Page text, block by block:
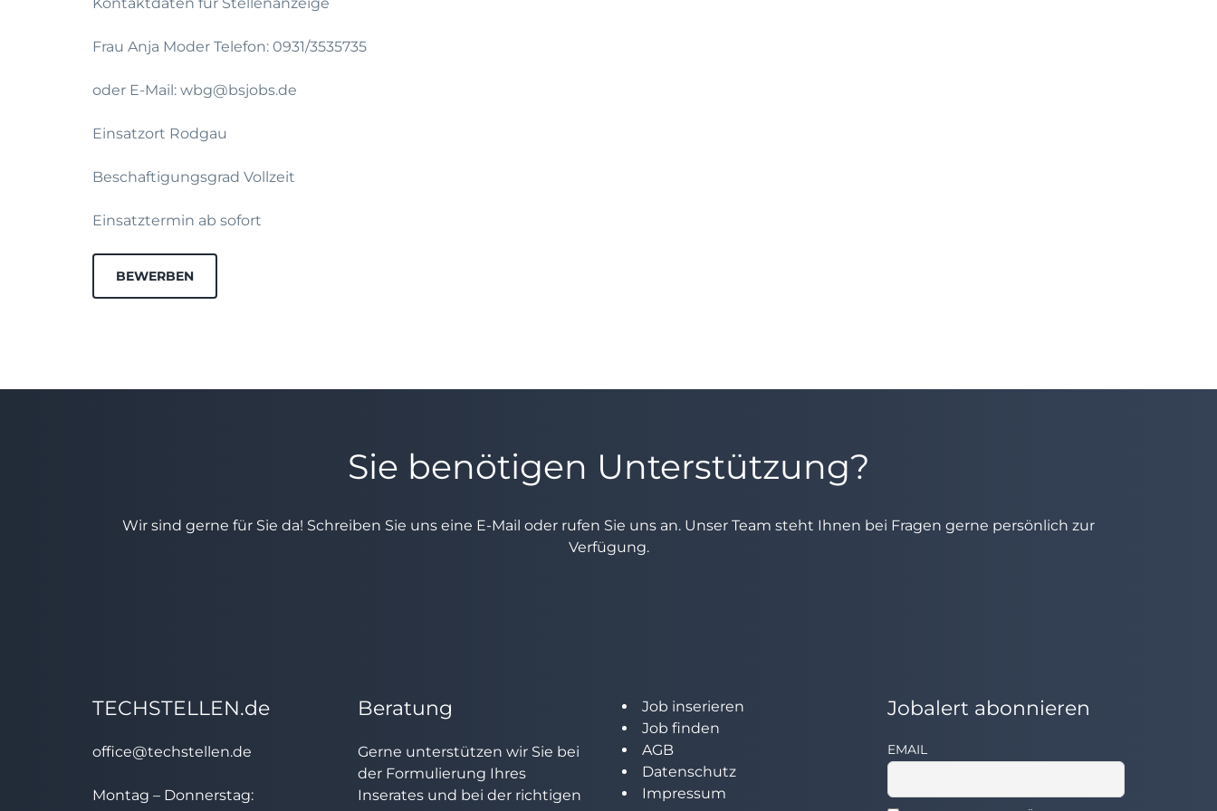
Frau Anja Moder Telefon: 0931/3535735
oder E-Mail: wbg@bsjobs.de
Einsatzort Rodgau
Beschaftigungsgrad Vollzeit
Einsatztermin ab sofort
BEWERBEN
Sie benötigen Unterstützung?
Wir sind gerne für Sie da! Schreiben Sie uns eine E-Mail oder rufen Sie uns an. Unser Team steht Ihnen bei Fragen gerne persönlich zur
Verfügung.
TECHSTELLEN.de
office@techstellen.de
Montag – Donnerstag:
Beratung
Gerne unterstützen wir Sie bei
der Formulierung Ihres
Inserates und bei der richtigen
Job inserieren
Job finden
AGB
Datenschutz
Impressum
Jobalert abonnieren
EMAIL